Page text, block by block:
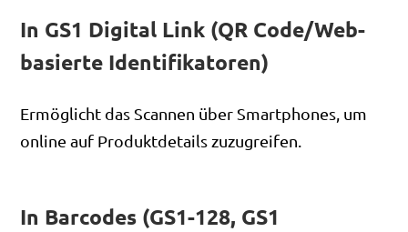
In GS1 Digital Link (QR Code/Web-
basierte Identifikatoren)
Ermöglicht das Scannen über Smartphones, um
online auf Produktdetails zuzugreifen.
In Barcodes (GS1-128, GS1